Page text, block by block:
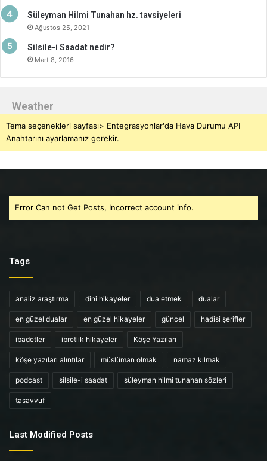
Süleyman Hilmi Tunahan hz. tavsiyeleri
Ağustos 25, 2021
Silsile-i Saadat nedir?
Mart 8, 2016
Weather
Tema seçenekleri sayfası> Entegrasyonlar'da Hava Durumu API
Anahtarını ayarlamanız gerekir.
Error Can not Get Posts, Incorrect account info.
Tags
analiz araştırma dini hikayeler dua etmek dualar
en güzel dualar en güzel hikayeler güncel hadisi şerifler
ibadetler ibretlik hikayeler Köşe Yazıları
köşe yazıları alıntılar müslüman olmak namaz kılmak
podcast silsile-i saadat süleyman hilmi tunahan sözleri
tasavvuf
Last Modified Posts